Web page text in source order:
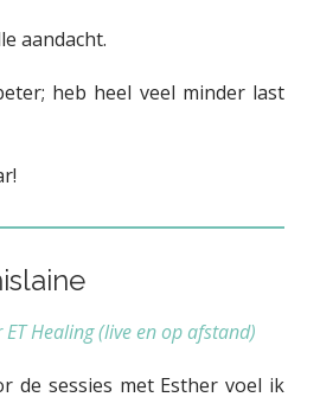
aandacht.
heb heel veel minder last
ET Healing (live en op afstand)
de sessies met Esther voel ik